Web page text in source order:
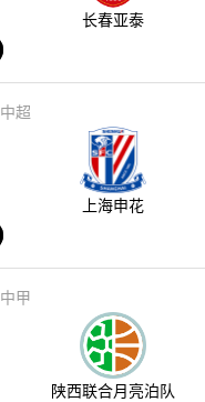
长春亚泰
中超
上海申花
中甲
陕西联合月亮泊队